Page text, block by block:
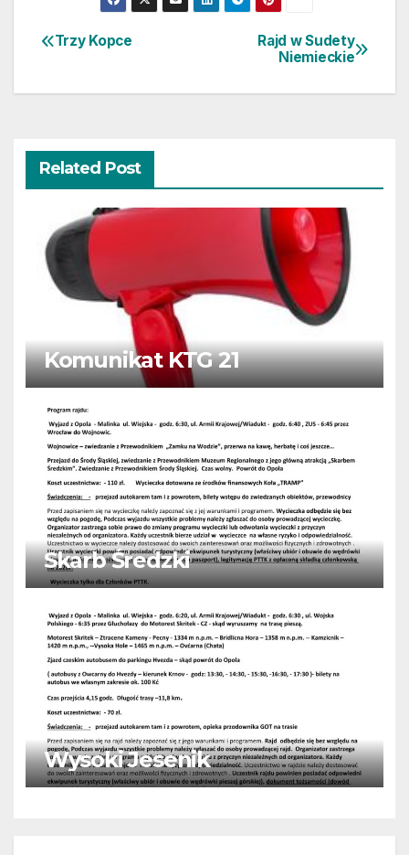
Nawigacja
wpisu
Rajd w Sudety
Niemieckie
Trzy Kopce
Related Post
Komunikat KTG 21
Skarb Średzki
Wysoki Jesenik